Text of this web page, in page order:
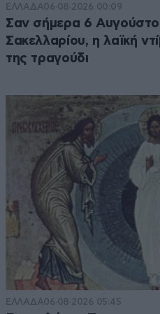
ΕΛΛΑΔΑ06·08·2026 00:09
Σαν σήμερα 6
Σακελλαρίου, η λαϊκή
της τραγούδι
ΕΛΛΑΔΑ06·08·2026 05:45